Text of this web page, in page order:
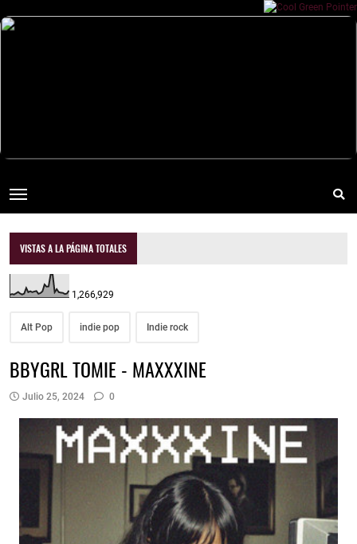
VISTAS A LA PÁGINA TOTALES
1,266,929
Alt Pop indie pop Indie rock
BBYGRL TOMIE - MAXXXINE
Julio 25, 2024 0